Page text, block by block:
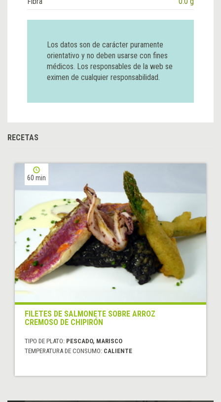
Los datos son de carácter puramente
orientativo y no deben usarse con fines
médicos. Los responsables de la web se
eximen de cualquier responsabilidad.
RECETAS
60 min
FILETES DE SALMONETE SOBRE ARROZ
CREMOSO DE CHIPIRÓN
TIPO DE PLATO: PESCADO, MARISCO
TEMPERATURA DE CONSUMO: CALIENTE